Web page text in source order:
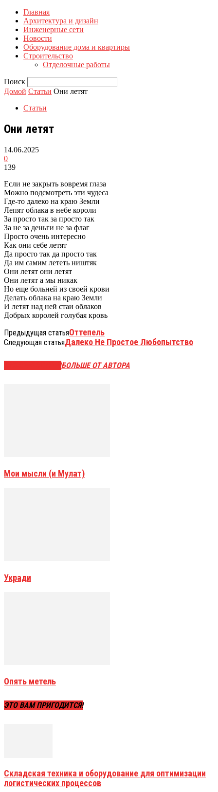
Главная
Архитектура и дизайн
Инженерные сети
Новости
Оборудование дома и квартиры
Строительство
Отделочные работы
Поиск
Домой Статьи Они летят
Статьи
Они летят
14.06.2025
0
139
Если не закрыть вовремя глаза
Можно подсмотреть эти чудеса
Где-то далеко на краю Земли
Лепят облака в небе короли
За просто так за просто так
За не за деньги не за флаг
Просто очень интересно
Как они себе летят
Да просто так да просто так
Да им самим лететь ништяк
Они летят они летят
Они летят а мы никак
Но еще больней из своей крови
Делать облака на краю Земли
И летят над ней стаи облаков
Добрых королей голубая кровь
Предыдущая статьяОттепель
Следующая статьяДалеко Не Простое Любопытство
БОЛЬШЕ ОТ АВТОРА
Мои мысли (и Мулат)
Укради
Опять метель
ЭТО ВАМ ПРИГОДИТСЯ!
Складская техника и оборудование для оптимизации
логистических процессов